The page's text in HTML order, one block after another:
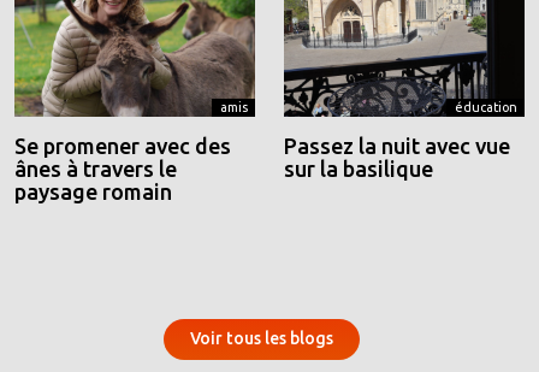
amis
Se promener avec des
ânes à travers le
paysage romain
éducation
Passez la nuit avec vue
sur la basilique
Voir tous les blogs